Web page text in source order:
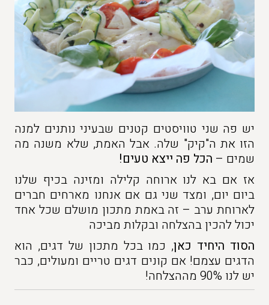
יש פה שני טוויסטים קטנים שבעיני נותנים למנה
הזו את ה"קיק" שלה. אבל האמת, שלא משנה מה
שמים – הכל פה ייצא טעים!
אז אם בא לנו ארוחה קלילה ומזינה בכיף שלנו
ביום יום, ומצד שני גם אם אנחנו מארחים חברים
לארוחת ערב – זה באמת מתכון מושלם שכל אחד
יכול להכין בהצלחה ובקלות מביכה
הסוד היחיד כאן, כמו בכל מתכון של דגים, הוא
הדגים עצמם! אם קונים דגים טריים ומעולים, כבר
יש לנו 90% מההצלחה!